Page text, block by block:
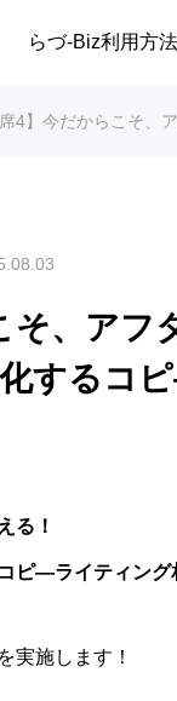
らづ-Biz利用方法
席4】今だからこそ
そ、アフ
するコ
る！
ピ―ライティング
実施します！